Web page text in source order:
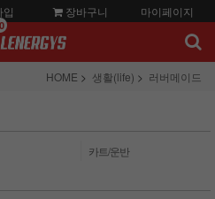
입 장바구니 마이페이지
HOME 생활(life) 러버메이드
카트/운반